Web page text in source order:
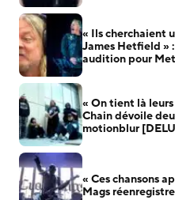
« Ils cherchaient
James Hetfield »
audition pour
« On tient là
Chain dévoile
motionblur
« Ces chansons
Mags